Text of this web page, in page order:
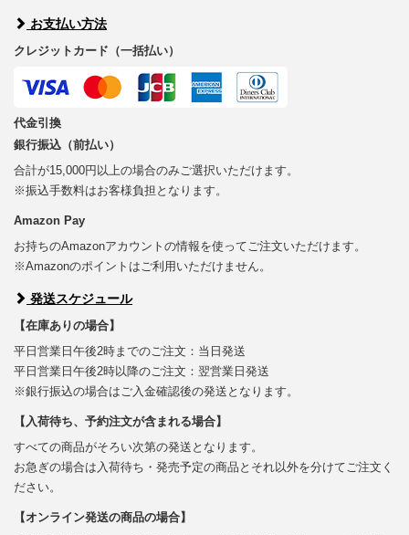
お支払い方法
クレジットカード（一括払い）
代金引換
銀行振込（前払い）
合計が15,000円以上の場合のみご選択いただけます。
※振込手数料はお客様負担となります。
Amazon Pay
お持ちのAmazonアカウントの情報を使ってご注文いただけます。
※Amazonのポイントはご利用いただけません。
発送スケジュール
【在庫ありの場合】
平日営業日午後2時までのご注文：当日発送
平日営業日午後2時以降のご注文：翌営業日発送
※銀行振込の場合はご入金確認後の発送となります。
【入荷待ち、予約注文が含まれる場合】
すべての商品がそろい次第の発送となります。
お急ぎの場合は入荷待ち・発売予定の商品とそれ以外を分けてご注文く
ださい。
【オンライン発送の商品の場合】